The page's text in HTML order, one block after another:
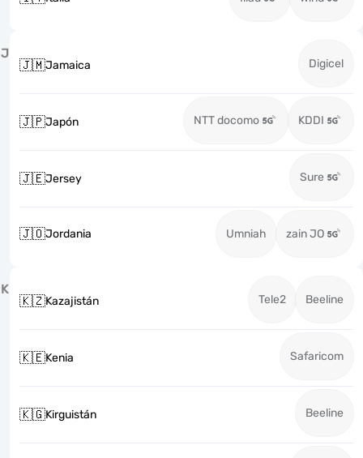
J
🇯🇲Jamaica Digicel
🇯🇵Japón NTT docomo KDDI
🇯🇪Jersey Sure
🇯🇴Jordania Umniah zain JO
K
🇰🇿Kazajistán Tele2 Beeline
🇰🇪Kenia Safaricom
🇰🇬Kirguistán Beeline